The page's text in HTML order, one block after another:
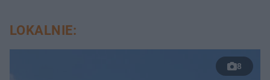
LOKALNIE:
8